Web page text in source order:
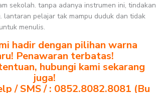
sekolah. tanpa adanya instrumen ini, tindakan
lantaran pelajar tak mampu duduk dan tidak
menulis.
hadir dengan pilihan warna
Penawaran terbatas!
hubungi kami sekarang
juga!
/ SMS / : 0852.8082.8081 (Bu